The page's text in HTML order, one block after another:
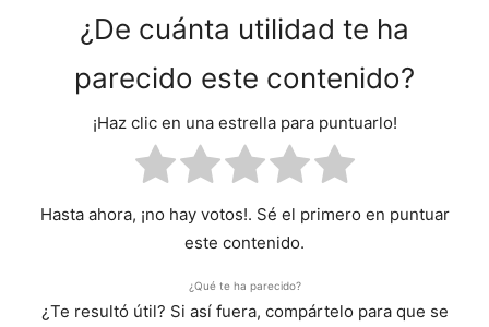
¿De cuánta utilidad te ha
parecido este contenido?
¡Haz clic en una estrella para puntuarlo!
Hasta ahora, ¡no hay votos!. Sé el primero en puntuar
este contenido.
¿Qué te ha parecido?
¿Te resultó útil? Si así fuera, compártelo para que se